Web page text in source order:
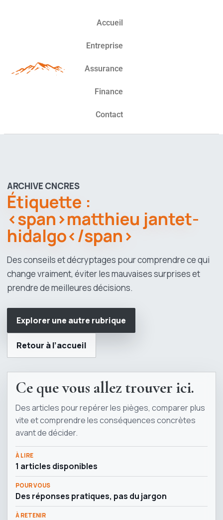
Accueil
Entreprise
Assurance
Finance
Contact
ARCHIVE CNCRES
Étiquette :
<span>matthieu jantet-
hidalgo</span>
Des conseils et décryptages pour comprendre ce qui
change vraiment, éviter les mauvaises surprises et
prendre de meilleures décisions.
Explorer une autre rubrique
Retour à l’accueil
Ce que vous allez trouver ici.
Des articles pour repérer les pièges, comparer plus
vite et comprendre les conséquences concrètes
avant de décider.
À LIRE
1 articles disponibles
POUR VOUS
Des réponses pratiques, pas du jargon
À RETENIR